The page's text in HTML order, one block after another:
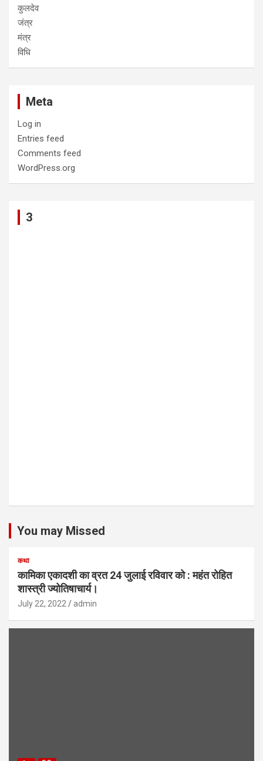
कुलदेव
जंत्र
मंत्र
विधि
Meta
Log in
Entries feed
Comments feed
WordPress.org
3
You may Missed
कथा
कामिका एकादशी का व्रत 24 जुलाई रविवार को : महंत रोहित
शास्त्री ज्योतिषाचार्य।
July 22, 2022 admin